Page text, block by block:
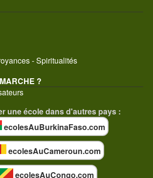
- Spiritualités
?
une école dans d'autres pays :
ecolesAuBurkinaFaso.com
ecolesAuCameroun.com
ecolesAuCongo.com